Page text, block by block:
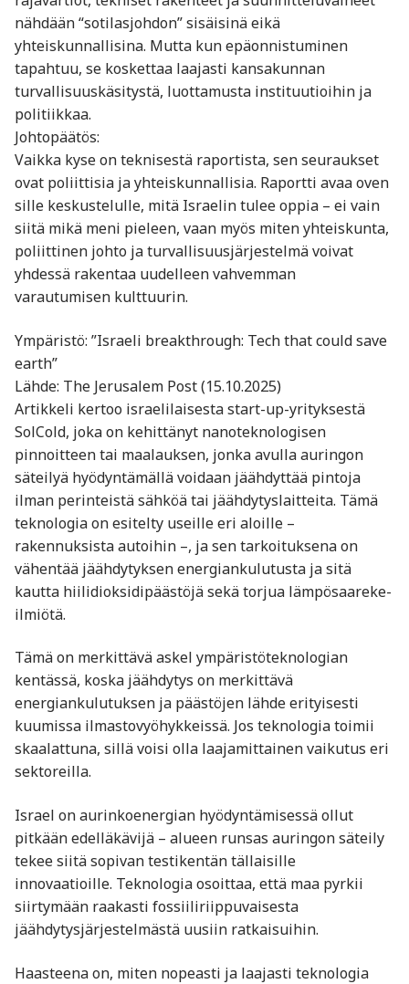
nähdään “sotilasjohdon” sisäisinä eikä
yhteiskunnallisina. Mutta kun epäonnistuminen
tapahtuu, se koskettaa laajasti kansakunnan
turvallisuuskäsitystä, luottamusta instituutioihin ja
politiikkaa.
Johtopäätös:
Vaikka kyse on teknisestä raportista, sen seuraukset
ovat poliittisia ja yhteiskunnallisia. Raportti avaa oven
sille keskustelulle, mitä Israelin tulee oppia – ei vain
siitä mikä meni pieleen, vaan myös miten yhteiskunta,
poliittinen johto ja turvallisuusjärjestelmä voivat
yhdessä rakentaa uudelleen vahvemman
varautumisen kulttuurin.
Ympäristö: ”Israeli breakthrough: Tech that could save
earth”
Lähde: The Jerusalem Post (15.10.2025)
Artikkeli kertoo israelilaisesta start-up-yrityksestä
SolCold, joka on kehittänyt nanoteknologisen
pinnoitteen tai maalauksen, jonka avulla auringon
säteilyä hyödyntämällä voidaan jäähdyttää pintoja
ilman perinteistä sähköä tai jäähdytyslaitteita. Tämä
teknologia on esitelty useille eri aloille –
rakennuksista autoihin –, ja sen tarkoituksena on
vähentää jäähdytyksen energiankulutusta ja sitä
kautta hiilidioksidipäästöjä sekä torjua lämpösaareke-
ilmiötä.
Tämä on merkittävä askel ympäristöteknologian
kentässä, koska jäähdytys on merkittävä
energiankulutuksen ja päästöjen lähde erityisesti
kuumissa ilmastovyöhykkeissä. Jos teknologia toimii
skaalattuna, sillä voisi olla laajamittainen vaikutus eri
sektoreilla.
Israel on aurinkoenergian hyödyntämisessä ollut
pitkään edelläkävijä – alueen runsas auringon säteily
tekee siitä sopivan testikentän tällaisille
innovaatioille. Teknologia osoittaa, että maa pyrkii
siirtymään raakasti fossiiliriippuvaisesta
jäähdytysjärjestelmästä uusiin ratkaisuihin.
Haasteena on, miten nopeasti ja laajasti teknologia